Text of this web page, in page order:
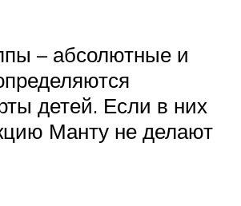
– абсолютные и
детей. Если в них
Манту не делают